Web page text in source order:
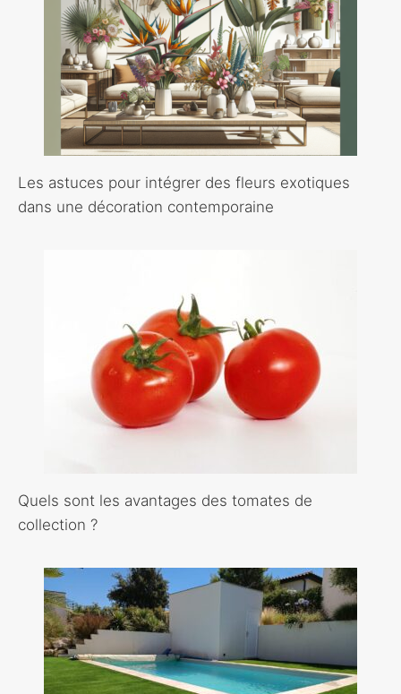
Les astuces pour intégrer des fleurs exotiques
dans une décoration contemporaine
Quels sont les avantages des tomates de
collection ?